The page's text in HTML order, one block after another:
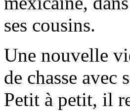
ses cousins.
Une nouvelle
de chasse avec
Petit à petit, il